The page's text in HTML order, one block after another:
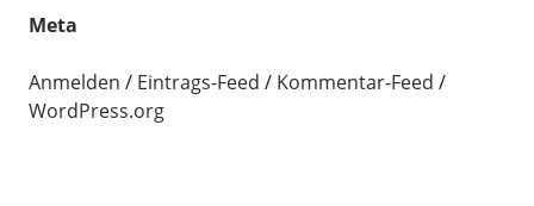
Meta
Anmelden Eintrags-Feed
Kommentar-Feed
WordPress.org